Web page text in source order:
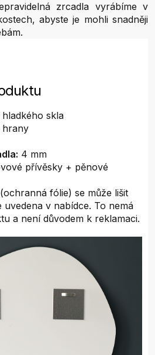
zrcadla vyrábíme v
abyste je mohli snadněji
skla
hrany
4 mm
přívěsky + pěnové
fólie) se může lišit
v nabídce. To nemá
a není důvodem k reklamaci.